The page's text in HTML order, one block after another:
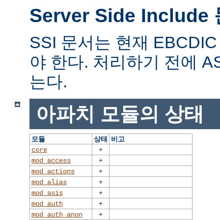
Server Side Include
SSI 문서는 현재
야 한다. 처리하기 전에
는다.
아파치 모듈의 상태
모듈 상태
비고
core
+
mod_access
+
mod_actions
+
mod_alias
+
mod_asis
+
mod_auth
+
mod_auth_anon
+